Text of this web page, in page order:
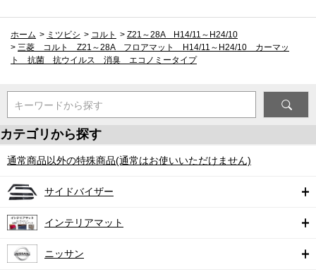
ホーム > ミツビシ > コルト > Z21～28A H14/11～H24/10
> 三菱 コルト Z21～28A フロアマット H14/11～H24/10 カーマッ
ト 抗菌 抗ウイルス 消臭 エコノミータイプ
キーワードから探す
カテゴリから探す
通常商品以外の特殊商品(通常はお使いいただけません)
サイドバイザー
インテリアマット
ニッサン